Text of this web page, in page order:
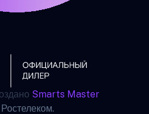
Smarts Master